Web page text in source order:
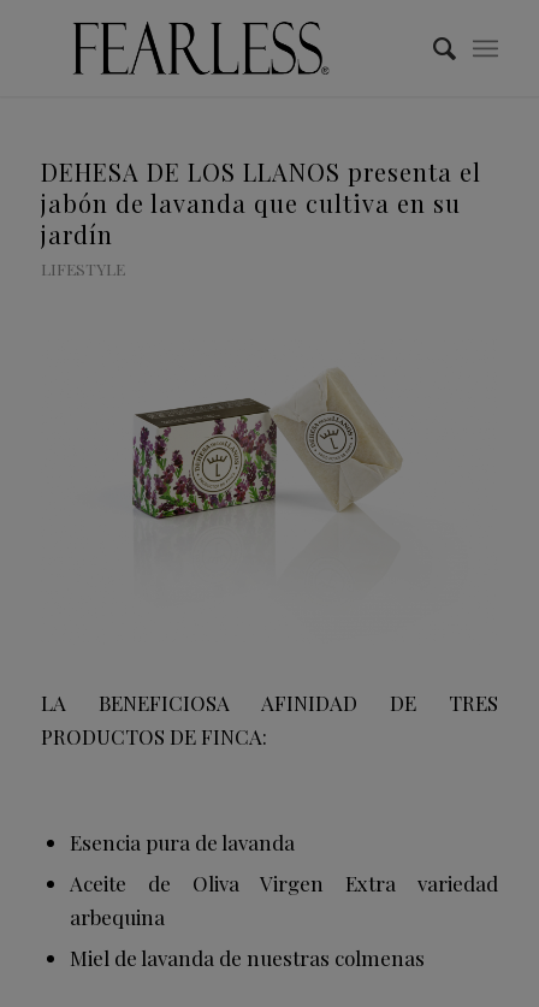
DEHESA DE LOS LLANOS presenta el
jabón de lavanda que cultiva en su
jardín
LIFESTYLE
LA BENEFICIOSA AFINIDAD DE TRES
PRODUCTOS DE FINCA:
Esencia pura de lavanda
Aceite de Oliva Virgen Extra variedad
arbequina
Miel de lavanda de nuestras colmenas